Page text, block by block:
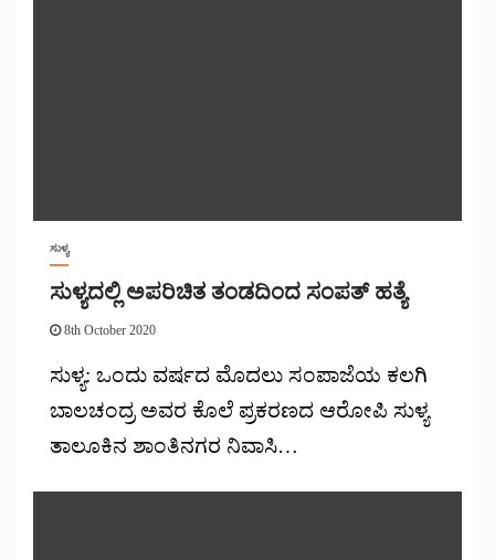
ಸುಳ್ಯ
ಸುಳ್ಯದಲ್ಲಿ ಅಪರಿಚಿತ ತಂಡದಿಂದ ಸಂಪತ್ ಹತ್ಯೆ
8th October 2020
ಸುಳ್ಯ: ಒಂದು ವರ್ಷದ ಮೊದಲು ಸಂಪಾಜೆಯ ಕಲಗಿ
ಬಾಲಚಂದ್ರ ಅವರ ಕೊಲೆ ಪ್ರಕರಣದ ಆರೋಪಿ ಸುಳ್ಯ
ತಾಲೂಕಿನ ಶಾಂತಿನಗರ ನಿವಾಸಿ…